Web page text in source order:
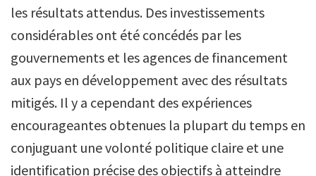
les résultats attendus. Des investissements
considérables ont été concédés par les
gouvernements et les agences de financement
aux pays en développement avec des résultats
mitigés. Il y a cependant des expériences
encourageantes obtenues la plupart du temps en
conjuguant une volonté politique claire et une
identification précise des objectifs à atteindre